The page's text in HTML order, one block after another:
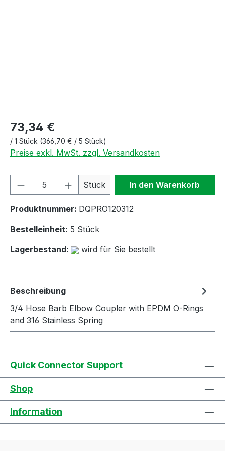
73,34 €
/ 1 Stück (366,70 € / 5 Stück)
Preise exkl. MwSt. zzgl. Versandkosten
Produkt Anzahl: Gib den
Stück In den Warenkorb
Produktnummer: DQPRO120312
Bestelleinheit: 5 Stück
Lagerbestand:
wird für Sie bestellt
Beschreibung
3/4 Hose Barb Elbow Coupler with EPDM O-Rings
and 316 Stainless Spring
Quick Connector Support
Shop
Information